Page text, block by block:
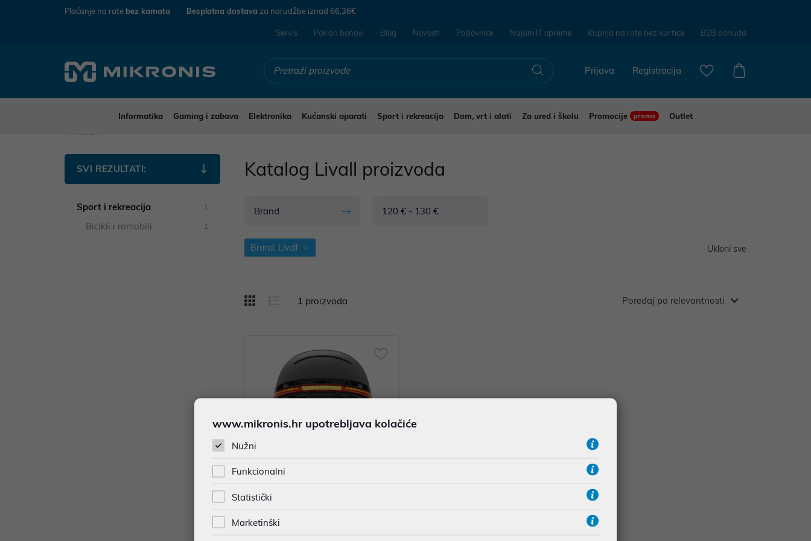
Plaćanje na rate bez kamata Besplatna dostava za narudžbe iznad 66,36€
Servis Poklon bonovi Blog Novosti Poslovnice Najam IT opreme Kupnja na rate bez kartice B2B ponuda
Registracija
Prijava
Informatika Gaming i zabava Elektronika Kućanski aparati Sport i rekreacija Dom, vrt i alati Za ured i školu Promocije promo
Outlet
SVI REZULTATI:
Sport i rekreacija 1
Bicikli i romobili 1
Katalog Livall proizvoda
Brand 120 € - 130 €
Brand: Livall Ukloni sve
1 proizvoda Poredaj po relevantnosti
Kaciga Livall Helmet BH51M Neo Graph
www.mikronis.hr upotrebljava kolačiće
Nužni
Funkcionalni
Statistički
Marketinški